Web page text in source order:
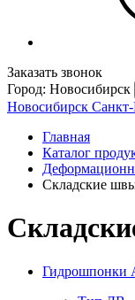
Заказать звонок
Город: Новосибирск
Новосибирск Санкт-
Главная
Каталог
Складские
Гидрошпонки